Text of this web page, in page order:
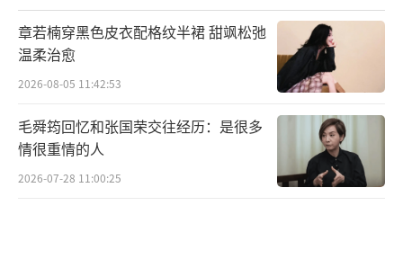
了达成绽放舞台的舞蹈梦,她减肥、苦练,不断为
梦想努力着。有观众表示:“用一个舞蹈的诞生,
浓缩人生,投射文化,看见时代。唐宫夜宴让我们
她们的那份热爱和坚守感动!”“舞蹈是跳给谁
看的?被陈冉说的那句‘用一点点爱,发出一点
点光,照亮更多人’暖哭了,这就是艺术的力量、
章若楠穿黑色皮衣配格纹半裙 甜飒松弛
温柔治愈
2026-08-05 11:42:53
毛舜筠回忆和张国荣交往经历：是很多
情很重情的人
2026-07-28 11:00:25